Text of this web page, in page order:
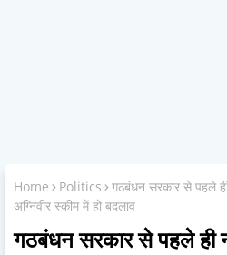
Home Politics
गठबंधन सरकार से पहले
अग्निवीर स्कीम में हो बदलाव
गठबंधन सरकार से पहले ही